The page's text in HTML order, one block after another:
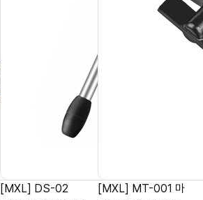
[MXL] DS-02
[MXL] MT-001 마